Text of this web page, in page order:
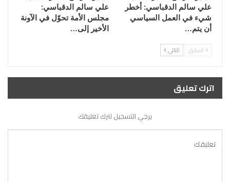
علي سالم الدقباسي: أخطر
شيء في العمل السياسي
أن يتم…
علي سالم الدقباسي:
مجلس الأمة تحوّل في الآونة
الأخير إلى…
السابق التالي
اترك تعليق
يرجي التسجيل لترك تعليقك